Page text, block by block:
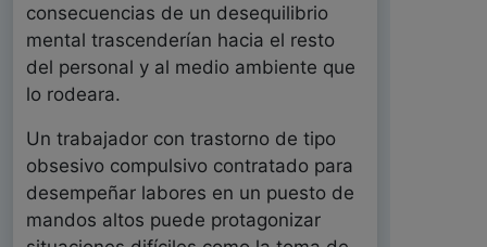
consecuencias de un desequilibrio
mental trascenderían hacia el resto
del personal y al medio ambiente que
lo rodeara.
Un trabajador con trastorno de tipo
obsesivo compulsivo contratado para
desempeñar labores en un puesto de
mandos altos puede protagonizar